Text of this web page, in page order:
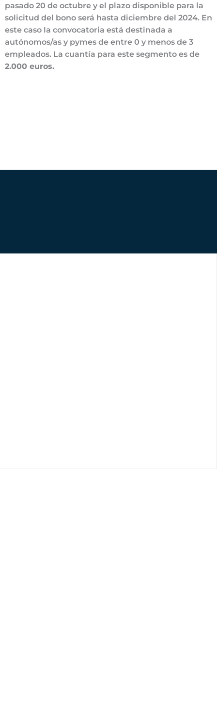
pasado 20 de octubre y el plazo disponible para la
solicitud del bono será hasta diciembre del 2024. En
este caso la convocatoria está destinada a
autónomos/as y pymes de entre 0 y menos de 3
empleados. La cuantía para este segmento es de
2.000 euros.